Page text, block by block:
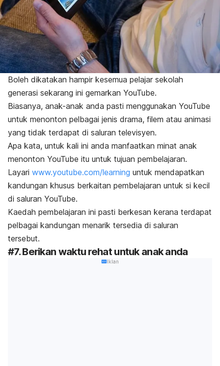
Boleh dikatakan hampir kesemua pelajar sekolah
generasi sekarang ini gemarkan YouTube.
Biasanya, anak-anak anda pasti menggunakan YouTube
untuk menonton pelbagai jenis drama, filem atau animasi
yang tidak terdapat di saluran televisyen.
Apa kata, untuk kali ini anda manfaatkan minat anak
menonton YouTube itu untuk tujuan pembelajaran.
Layari www.youtube.com/learning untuk mendapatkan
kandungan khusus berkaitan pembelajaran untuk si kecil
di saluran YouTube.
Kaedah pembelajaran ini pasti berkesan kerana terdapat
pelbagai kandungan menarik tersedia di saluran
tersebut.
#7. Berikan waktu rehat untuk anak anda
Iklan